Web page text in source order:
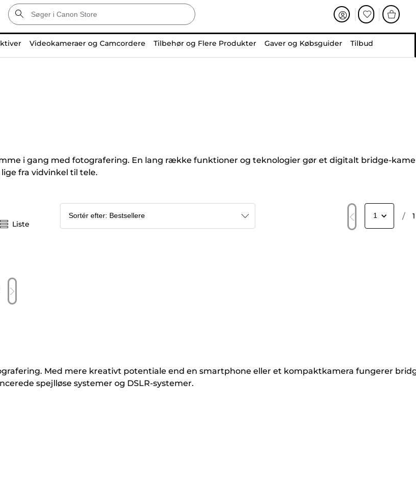
Videokameraer og Camcordere Tilbehør og Flere Produkter Gaver og Købsguider Tilbud
i gang med fotografering. En lang række funktioner og teknologier gør et digitalt bridge-
fra vidvinkel til tele.
Liste
/ 1
Med mere kreativt potentiale end en smartphone eller et kompaktkamera fungerer
spejlløse systemer og DSLR-systemer.